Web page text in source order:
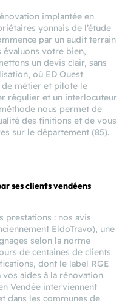
implantée en
yonnais de l’étude
par un audit terrain
évaluons votre bien,
un devis clair, sans
où ED Ouest
de métier et pilote le
régulier et un interlocuteur
nous permet de
des finitions et de vous
sur le département (85).
ses clients vendéens
prestations : nos avis
EldoTravo), une
selon la norme
de centaines de clients
dont le label RGE
vos aides à la rénovation
Vendée interviennent
dans les communes de